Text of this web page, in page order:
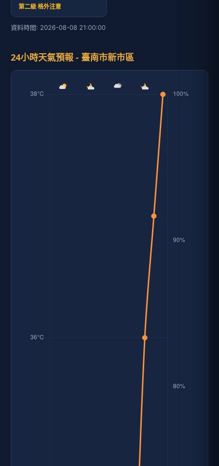
第二級 格外注意
資料時間: 2026-08-08 21:00:00
24小時天氣預報 - 臺南市新市區